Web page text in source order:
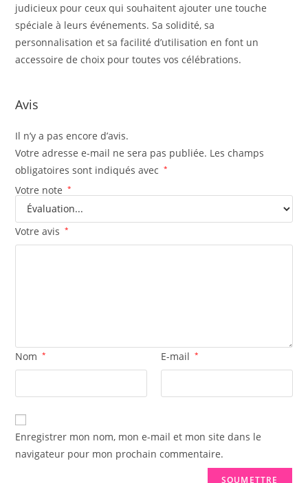
judicieux pour ceux qui souhaitent ajouter une touche
spéciale à leurs événements. Sa solidité, sa
personnalisation et sa facilité d’utilisation en font un
accessoire de choix pour toutes vos célébrations.
Avis
Il n’y a pas encore d’avis.
Votre adresse e-mail ne sera pas publiée. Les champs
obligatoires sont indiqués avec
*
Votre note *
Votre avis *
Nom * E-mail *
Enregistrer mon nom, mon e-mail et mon site dans le
navigateur pour mon prochain commentaire.